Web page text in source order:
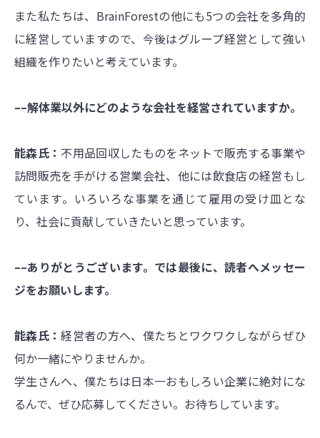
また私たちは、BrainForestの他にも5つの会社を多角的
に経営していますので、今後はグループ経営として強い
組織を作りたいと考えています。
––解体業以外にどのような会社を経営されていますか。
能森氏： 不用品回収したものをネットで販売する事業や
訪問販売を手がける営業会社、他には飲食店の経営もし
ています。いろいろな事業を通じて雇用の受け皿とな
り、社会に貢献していきたいと思っています。
––ありがとうございます。では最後に、読者へメッセー
ジをお願いします。
能森氏：経営者の方へ、僕たちとワクワクしながらぜひ
何か一緒にやりませんか。
学生さんへ、僕たちは日本一おもしろい企業に絶対にな
るんで、ぜひ応募してください。お待ちしています。